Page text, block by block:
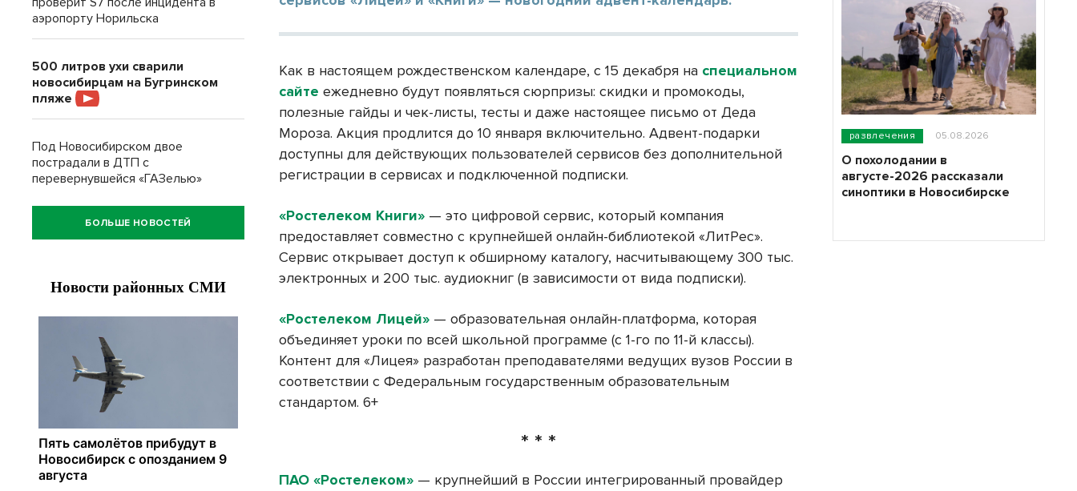
Как в настоящем рождественском календаре, с 15 декабря на специальном
сайте ежедневно будут появляться сюрпризы: скидки и промокоды,
полезные гайды и чек-листы, тесты и даже настоящее письмо от Деда
Мороза. Акция продлится до 10 января включительно. Адвент-подарки
доступны для действующих пользователей сервисов без дополнительной
регистрации в сервисах и подключенной подписки.
«Ростелеком Книги» — это цифровой сервис, который компания
предоставляет совместно с крупнейшей онлайн-библиотекой «ЛитРес».
Сервис открывает доступ к обширному каталогу, насчитывающему 300 тыс.
электронных и 200 тыс. аудиокниг (в зависимости от вида подписки).
«Ростелеком Лицей» — образовательная онлайн-платформа, которая
объединяет уроки по всей школьной программе (с 1-го по 11-й классы).
Контент для «Лицея» разработан преподавателями ведущих вузов России в
соответствии с Федеральным государственным образовательным
стандартом. 6+
* * *
ПАО «Ростелеком» — крупнейший в России интегрированный провайдер
аэропорту Норильска
500 литров ухи сварили
новосибирцам на Бугринском
пляже
Под Новосибирском двое
пострадали в ДТП с
перевернувшейся «ГАЗелью»
БОЛЬШЕ НОВОСТЕЙ
развлечения 05.08.2026
О похолодании в
августе-2026 рассказали
синоптики в Новосибирске